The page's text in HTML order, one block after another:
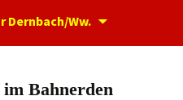
Dernbach/Ww.
Bahnerden